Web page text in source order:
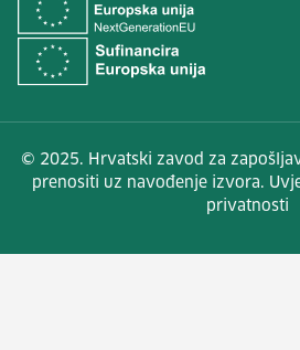
© 2025. Hrvatski zavod za
prenositi uz navođenje izvora.
privatnosti